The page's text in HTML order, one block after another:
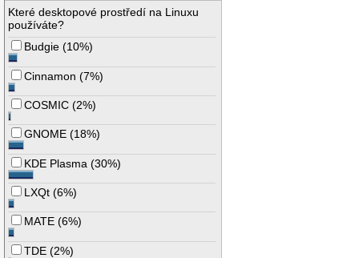
Které desktopové prostředí na Linuxu
používáte?
Budgie (10%)
Cinnamon (7%)
COSMIC (2%)
GNOME (18%)
KDE Plasma (30%)
LXQt (6%)
MATE (6%)
TDE (2%)